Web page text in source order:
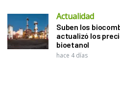
Actualidad
Suben los
actualizó los
bioetanol
hace 4 días